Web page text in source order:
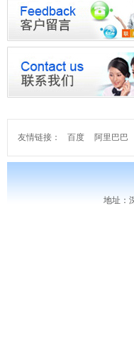
友情链接： 百度 阿里巴巴
地址：